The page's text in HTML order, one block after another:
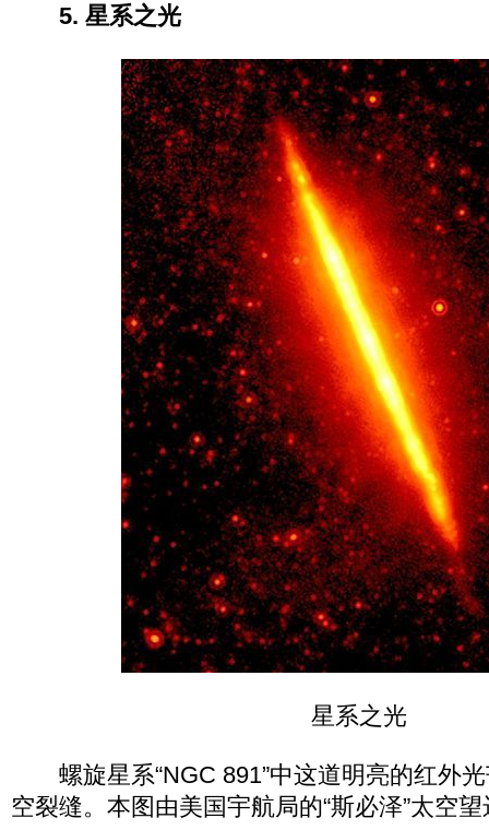
5. 星系之光
星系之光
螺旋星系“NGC 891”中这道明亮的红外光
空裂缝。本图由美国宇航局的“斯必泽”太空